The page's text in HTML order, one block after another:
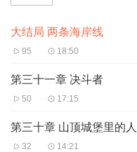
大结局 两条海岸线
95 18:50
第三十一章 决斗者
50 17:15
第三十章 山顶城堡里的人
32 14:21